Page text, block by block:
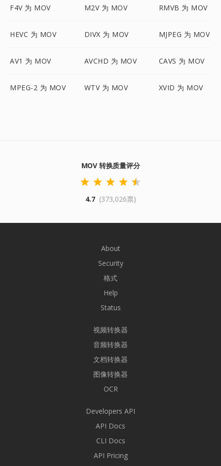
F4V 为 MOV M2V 为 MOV RMVB 为 MOV
HEVC 为 MOV DIVX 为 MOV MJPEG 为 MOV
AV1 为 MOV AVCHD 为 MOV CAVS 为 MOV
MPEG-2 为 MOV WTV 为 MOV XVID 为 MOV
MOV 转换质量评分
4.7 (373,026票)
About
Security
格式
Help
Status
视频转换器
音频转换器
文档转换器
图像转换器
OCR
Developers API
API Docs
CLI Docs
API Pricing